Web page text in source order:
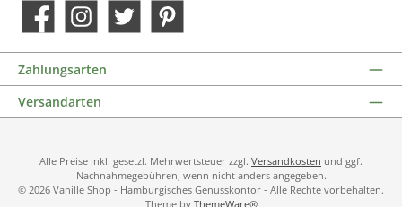
Facebook Instagram Twitter Pinterest
Zahlungsarten
Versandarten
Alle Preise inkl. gesetzl. Mehrwertsteuer zzgl. Versandkosten und ggf.
Nachnahmegebühren, wenn nicht anders angegeben.
© 2026 Vanille Shop - Hamburgisches Genusskontor - Alle Rechte vorbehalten.
Theme by ThemeWare®